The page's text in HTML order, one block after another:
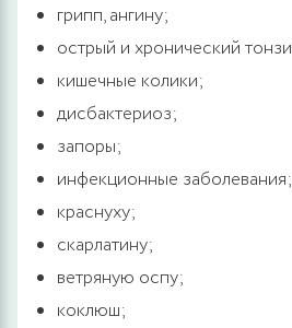
грипп, ангину;
острый и хронический
кишечные колики;
дисбактериоз;
запоры;
инфекционные заболевания;
краснуху;
скарлатину;
ветряную оспу;
коклюш;